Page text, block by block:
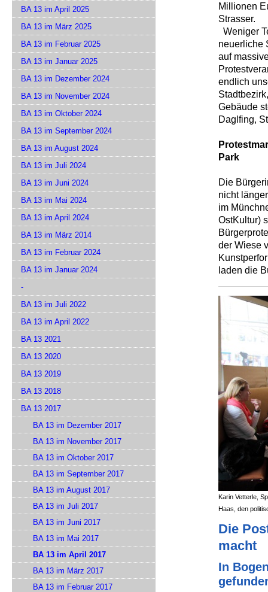
Millionen
Strasser.
Weniger
neuerliche
auf
endlich
Gebäude
Daglfing,
Park
Die
nicht
im
OstKultur)
der Wiese
laden die
Karin Vetterle,
Haas, den
Die
macht
In
BA 13 im April 2025
BA 13 im März 2025
BA 13 im Februar 2025
BA 13 im Januar 2025
BA 13 im Dezember 2024
BA 13 im November 2024
BA 13 im Oktober 2024
BA 13 im September 2024
BA 13 im August 2024
BA 13 im Juli 2024
BA 13 im Juni 2024
BA 13 im Mai 2024
BA 13 im April 2024
BA 13 im März 2014
BA 13 im Februar 2024
BA 13 im Januar 2024
-
BA 13 im Juli 2022
BA 13 im April 2022
BA 13 2021
BA 13 2020
BA 13 2019
BA 13 2018
BA 13 2017
BA 13 im Dezember 2017
BA 13 im November 2017
BA 13 im Oktober 2017
BA 13 im September 2017
BA 13 im August 2017
BA 13 im Juli 2017
BA 13 im Juni 2017
BA 13 im Mai 2017
BA 13 im April 2017
BA 13 im März 2017
BA 13 im Februar 2017